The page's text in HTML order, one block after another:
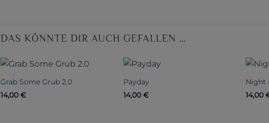
DAS KÖNNTE DIR AUCH GEFALLEN …
Grab Some Grub 2.0
14,00 €
Payday
14,00 €
Night
14,00